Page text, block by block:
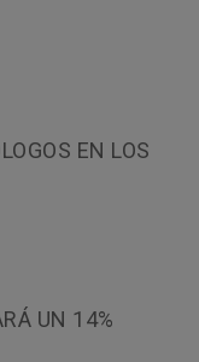
EN LOS
UN 14%